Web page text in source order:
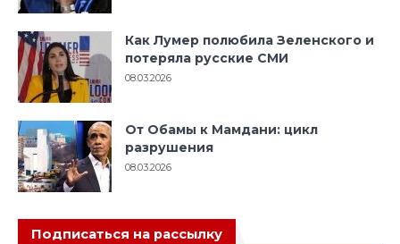
Как Лумер полюбила Зеленского и
потеряла русские СМИ
08.03.2026
От Обамы к Мамдани: цикл
разрушения
08.03.2026
Подписаться на рассылку